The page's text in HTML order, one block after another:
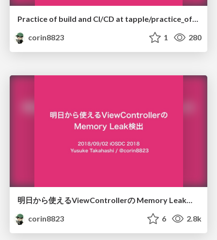
Practice of build and CI/CD at tapple/practice_of_build_at_tapple
corin8823
1 280
corin8823
6 2.8k